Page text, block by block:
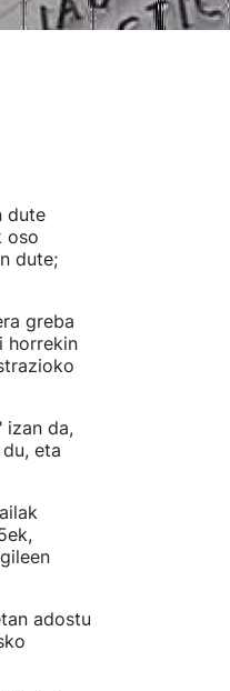
dute
oso
dute;
greba
horrekin
izan da,
eta
adostu